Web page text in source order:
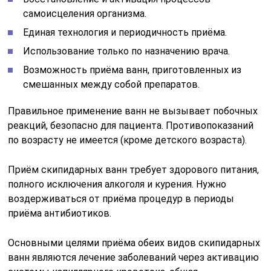
самоисцеления организма.
Единая технология и периодичность приёма.
Использование только по назначению врача.
Возможность приёма ванн, приготовленных из
смешанных между собой препаратов.
Правильное применение ванн не вызывает побочных
реакций, безопасно для пациента. Противопоказаний
по возрасту не имеется (кроме детского возраста).
Приём скипидарных ванн требует здорового питания,
полного исключения алкоголя и курения. Нужно
воздерживаться от приёма процедур в периоды
приёма антибиотиков.
Основными целями приёма обеих видов скипидарных
ванн являются лечение заболеваний через активацию